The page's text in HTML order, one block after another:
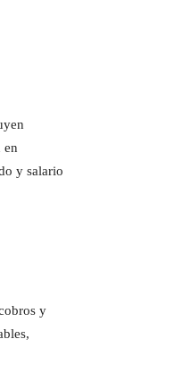
en
y salario
y